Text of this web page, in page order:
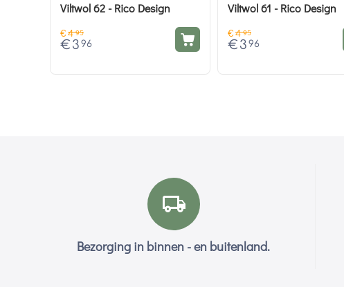
Viltwol 62 - Rico Design
€4 95
€ 3 96
Viltwol 61 - Rico Design
€4 95
€ 3 96
Bezorging in binnen - en buitenland.